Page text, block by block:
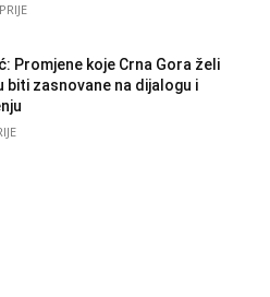
Promjene koje Crna Gora želi
biti zasnovane na dijalogu i